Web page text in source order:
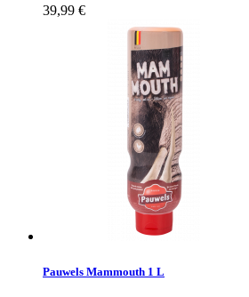
39,99 €
Pauwels Mammouth 1 L